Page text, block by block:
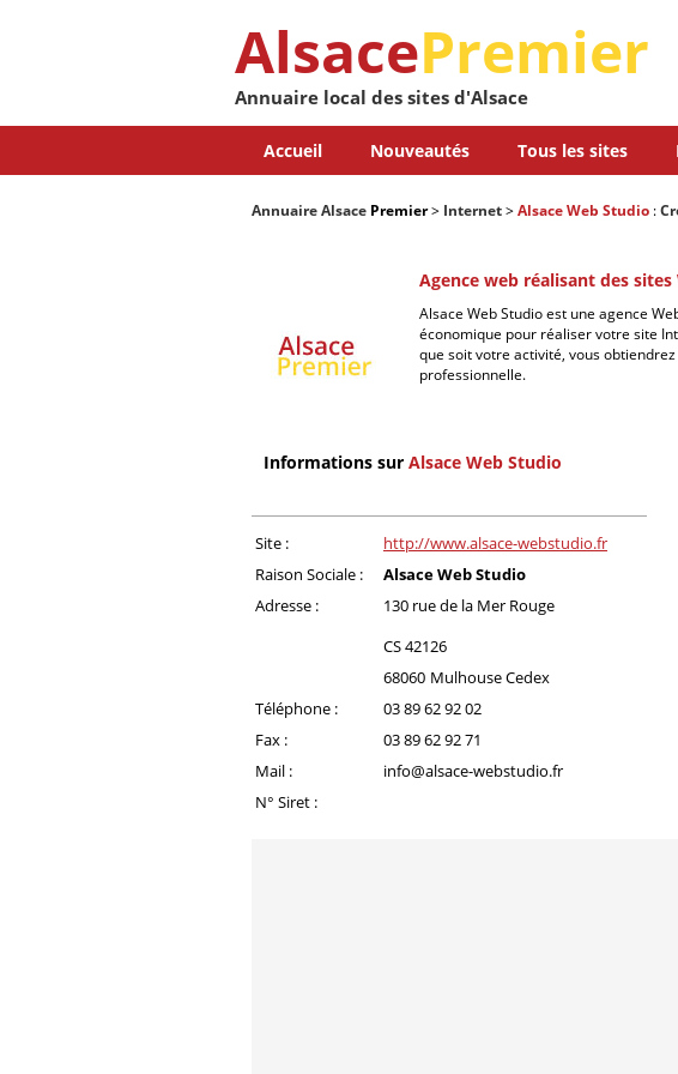
AlsacePremier
Annuaire local des sites d'Alsace
Accueil Nouveautés Tous les sites
Annuaire Alsace Premier> Internet>Alsace Web Studio :
Agence web réalisant des
Alsace Web Studio est une agence
économique pour réaliser votre site
que soit votre activité, vous
professionnelle.
Informations sur Alsace Web Studio
Site :
http://www.alsace-webstudio.fr
Raison Sociale :
Alsace Web Studio
Adresse :
130 rue de la Mer Rouge
CS 42126
68060 Mulhouse Cedex
Téléphone :
03 89 62 92 02
Fax :
03 89 62 92 71
Mail :
info@alsace-webstudio.fr
N° Siret :